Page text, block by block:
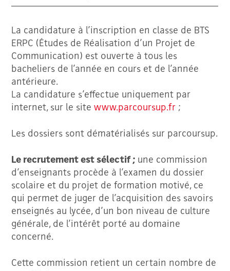
La candidature à l’inscription en classe de BTS
ERPC (Études de Réalisation d’un Projet de
Communication) est ouverte à tous les
bacheliers de l’année en cours et de l’année
antérieure.
La candidature s’effectue uniquement par
internet, sur le sitewww.parcoursup.fr ;
Les dossiers sont dématérialisés sur parcoursup.
Le recrutement est sélectif ; une commission
d’enseignants procède à l’examen du dossier
scolaire et du projet de formation motivé, ce
qui permet de juger de l’acquisition des savoirs
enseignés au lycée, d’un bon niveau de culture
générale, de l’intérêt porté au domaine
concerné.
Cette commission retient un certain nombre de